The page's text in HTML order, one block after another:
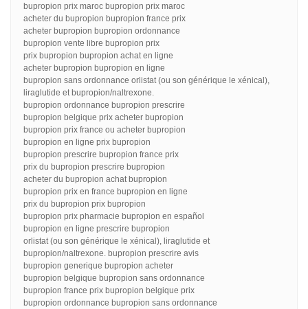
bupropion prix maroc bupropion prix maroc
acheter du bupropion bupropion france prix
acheter bupropion bupropion ordonnance
bupropion vente libre bupropion prix
prix bupropion bupropion achat en ligne
acheter bupropion bupropion en ligne
bupropion sans ordonnance orlistat (ou son générique le xénical),
liraglutide et bupropion/naltrexone.
bupropion ordonnance bupropion prescrire
bupropion belgique prix acheter bupropion
bupropion prix france ou acheter bupropion
bupropion en ligne prix bupropion
bupropion prescrire bupropion france prix
prix du bupropion prescrire bupropion
acheter du bupropion achat bupropion
bupropion prix en france bupropion en ligne
prix du bupropion prix bupropion
bupropion prix pharmacie bupropion en español
bupropion en ligne prescrire bupropion
orlistat (ou son générique le xénical), liraglutide et
bupropion/naltrexone. bupropion prescrire avis
bupropion generique bupropion acheter
bupropion belgique bupropion sans ordonnance
bupropion france prix bupropion belgique prix
bupropion ordonnance bupropion sans ordonnance